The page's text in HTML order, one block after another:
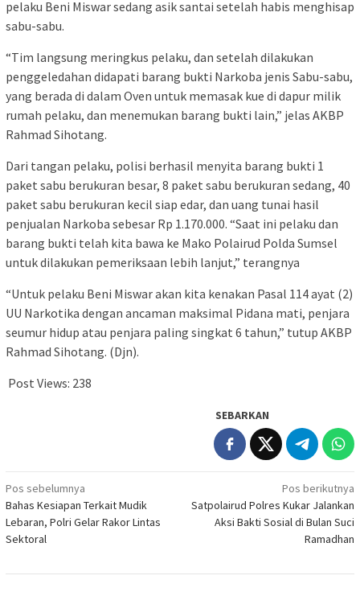
pelaku Beni Miswar sedang asik santai setelah habis menghisap
sabu-sabu.
“Tim langsung meringkus pelaku, dan setelah dilakukan
penggeledahan didapati barang bukti Narkoba jenis Sabu-sabu,
yang berada di dalam Oven untuk memasak kue di dapur milik
rumah pelaku, dan menemukan barang bukti lain,” jelas AKBP
Rahmad Sihotang.
Dari tangan pelaku, polisi berhasil menyita barang bukti 1
paket sabu berukuran besar, 8 paket sabu berukuran sedang, 40
paket sabu berukuran kecil siap edar, dan uang tunai hasil
penjualan Narkoba sebesar Rp 1.170.000. “Saat ini pelaku dan
barang bukti telah kita bawa ke Mako Polairud Polda Sumsel
untuk dilakukan pemeriksaan lebih lanjut,” terangnya
“Untuk pelaku Beni Miswar akan kita kenakan Pasal 114 ayat (2)
UU Narkotika dengan ancaman maksimal Pidana mati, penjara
seumur hidup atau penjara paling singkat 6 tahun,” tutup AKBP
Rahmad Sihotang. (Djn).
Post Views: 238
SEBARKAN
Navigasi
pos
Pos sebelumnya
Bahas Kesiapan Terkait Mudik
Lebaran, Polri Gelar Rakor Lintas
Sektoral
Pos berikutnya
Satpolairud Polres Kukar Jalankan
Aksi Bakti Sosial di Bulan Suci
Ramadhan